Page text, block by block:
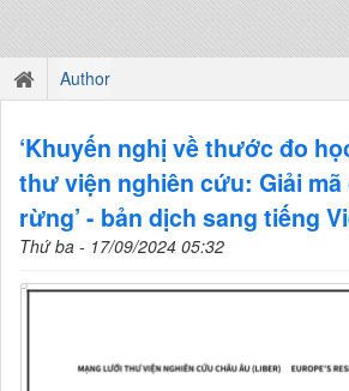
Author
‘Khuyến nghị về thước đo
thư viện nghiên cứu: Giải
rừng’ - bản dịch sang tiếng
Thứ ba - 17/09/2024 05:32